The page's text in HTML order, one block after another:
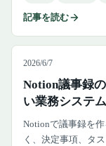
記事を読む
2026/6/7
Notion議事録
い業務システ
Notionで議事録を
く、決定事項、タ